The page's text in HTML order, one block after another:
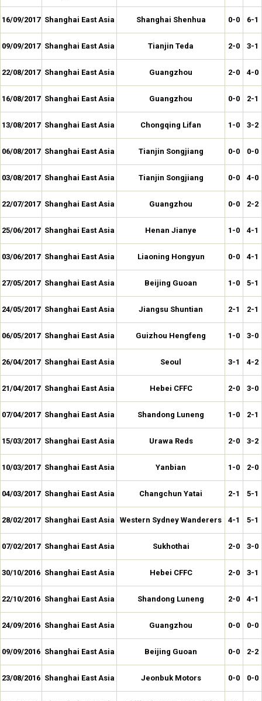
16/09/2017 Shanghai East Asia Shanghai Shenhua 0-0 6-1
09/09/2017 Shanghai East Asia Tianjin Teda 2-0 3-1
22/08/2017 Shanghai East Asia Guangzhou 2-0 4-0
16/08/2017 Shanghai East Asia Guangzhou 0-0 2-1
13/08/2017 Shanghai East Asia Chongqing Lifan 1-0 3-2
06/08/2017 Shanghai East Asia Tianjin Songjiang 0-0 0-0
03/08/2017 Shanghai East Asia Tianjin Songjiang 0-0 4-0
22/07/2017 Shanghai East Asia Guangzhou 0-0 2-2
25/06/2017 Shanghai East Asia Henan Jianye 1-0 4-1
03/06/2017 Shanghai East Asia Liaoning Hongyun 0-0 4-1
27/05/2017 Shanghai East Asia Beijing Guoan 1-0 5-1
24/05/2017 Shanghai East Asia Jiangsu Shuntian 2-1 2-1
06/05/2017 Shanghai East Asia Guizhou Hengfeng 1-0 3-0
26/04/2017 Shanghai East Asia Seoul 3-1 4-2
21/04/2017 Shanghai East Asia Hebei CFFC 2-0 3-0
07/04/2017 Shanghai East Asia Shandong Luneng 1-0 2-1
15/03/2017 Shanghai East Asia Urawa Reds 2-0 3-2
10/03/2017 Shanghai East Asia Yanbian 1-0 2-0
04/03/2017 Shanghai East Asia Changchun Yatai 2-1 5-1
28/02/2017 Shanghai East Asia Western Sydney Wanderers 4-1 5-1
07/02/2017 Shanghai East Asia Sukhothai 2-0 3-0
30/10/2016 Shanghai East Asia Hebei CFFC 2-0 3-1
22/10/2016 Shanghai East Asia Shandong Luneng 2-0 4-1
24/09/2016 Shanghai East Asia Guangzhou 0-0 0-0
09/09/2016 Shanghai East Asia Beijing Guoan 0-0 2-2
23/08/2016 Shanghai East Asia Jeonbuk Motors 0-0 0-0